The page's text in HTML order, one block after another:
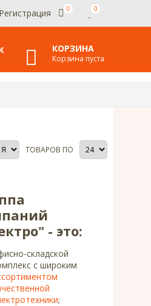
Регистрация 0 0
КОРЗИНА
Корзина пуста
ТОВАРОВ ПО
- это:
складской
с широким
;